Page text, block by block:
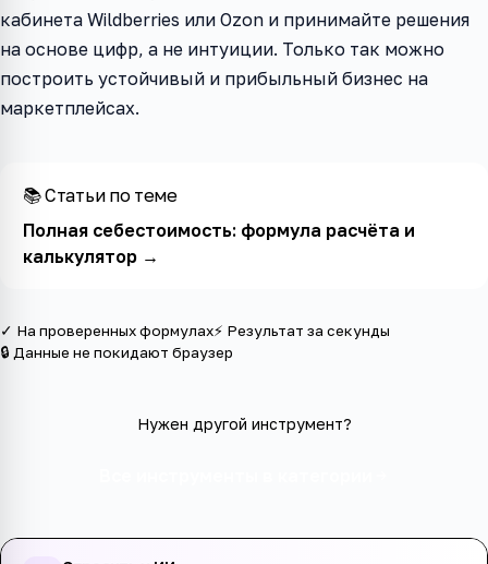
кабинета Wildberries или Ozon и принимайте решения
на основе цифр, а не интуиции. Только так можно
построить устойчивый и прибыльный бизнес на
маркетплейсах.
📚 Статьи по теме
Полная себестоимость: формула расчёта и
калькулятор→
✓ На проверенных формулах⚡ Результат за секунды
🔒 Данные не покидают браузер
Нужен другой инструмент?